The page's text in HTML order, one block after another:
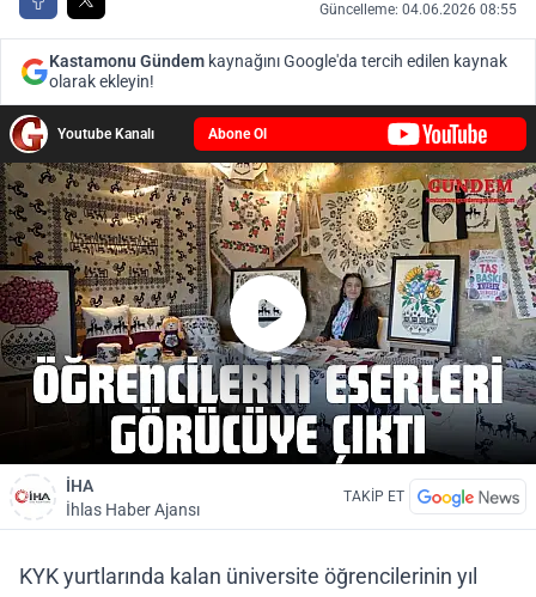
Güncelleme: 04.06.2026 08:55
Kastamonu Gündem kaynağını Google'da tercih edilen kaynak
olarak ekleyin!
Youtube Kanalı Abone Ol
İHA
İhlas Haber Ajansı
TAKİP ET
KYK yurtlarında kalan üniversite öğrencilerinin yıl